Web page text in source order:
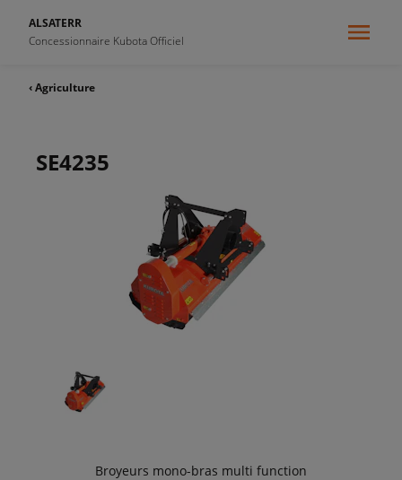
ALSATERR
Concessionnaire Kubota Officiel
‹ Agriculture
SE4235
Broyeurs mono-bras multi function